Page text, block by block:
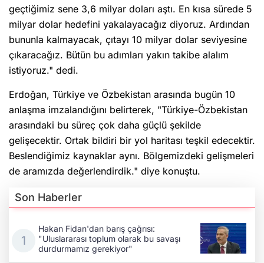
geçtiğimiz sene 3,6 milyar doları aştı. En kısa sürede 5
milyar dolar hedefini yakalayacağız diyoruz. Ardından
bununla kalmayacak, çıtayı 10 milyar dolar seviyesine
çıkaracağız. Bütün bu adımları yakın takibe alalım
istiyoruz." dedi.
Erdoğan, Türkiye ve Özbekistan arasında bugün 10
anlaşma imzalandığını belirterek, "Türkiye-Özbekistan
arasındaki bu süreç çok daha güçlü şekilde
gelişecektir. Ortak bildiri bir yol haritası teşkil edecektir.
Beslendiğimiz kaynaklar aynı. Bölgemizdeki gelişmeleri
de aramızda değerlendirdik." diye konuştu.
Son Haberler
Hakan Fidan'dan barış çağrısı:
"Uluslararası toplum olarak bu savaşı
durdurmamız gerekiyor"